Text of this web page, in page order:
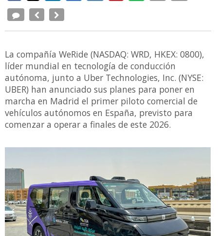
La compañía WeRide (NASDAQ: WRD, HKEX: 0800),
líder mundial en tecnología de conducción
autónoma, junto a Uber Technologies, Inc. (NYSE:
UBER) han anunciado sus planes para poner en
marcha en Madrid el primer piloto comercial de
vehículos autónomos en España, previsto para
comenzar a operar a finales de este 2026.